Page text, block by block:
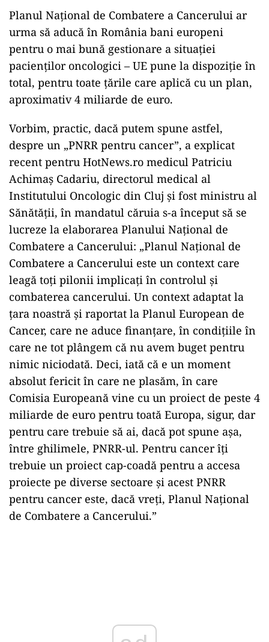
Planul Național de Combatere a Cancerului ar
urma să aducă în România bani europeni
pentru o mai bună gestionare a situației
pacienților oncologici – UE pune la dispoziție în
total, pentru toate țările care aplică cu un plan,
aproximativ 4 miliarde de euro.
Vorbim, practic, dacă putem spune astfel,
despre un „PNRR pentru cancer”, a explicat
recent pentru HotNews.ro medicul Patriciu
Achimaș Cadariu, directorul medical al
Institutului Oncologic din Cluj și fost ministru al
Sănătății, în mandatul căruia s-a început să se
lucreze la elaborarea Planului Național de
Combatere a Cancerului: „Planul Național de
Combatere a Cancerului este un context care
leagă toți pilonii implicați în controlul și
combaterea cancerului. Un context adaptat la
țara noastră și raportat la Planul European de
Cancer, care ne aduce finanțare, în condițiile în
care ne tot plângem că nu avem buget pentru
nimic niciodată. Deci, iată că e un moment
absolut fericit în care ne plasăm, în care
Comisia Europeană vine cu un proiect de peste 4
miliarde de euro pentru toată Europa, sigur, dar
pentru care trebuie să ai, dacă pot spune așa,
între ghilimele, PNRR-ul. Pentru cancer îți
trebuie un proiect cap-coadă pentru a accesa
proiecte pe diverse sectoare și acest PNRR
pentru cancer este, dacă vreți, Planul Național
de Combatere a Cancerului.”